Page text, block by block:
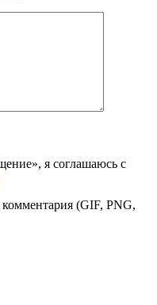
я соглашаюсь с
(GIF, PNG,